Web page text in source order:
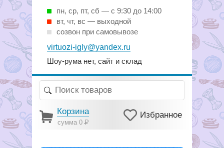
пн, ср, пт, cб — с 9:30 до 14:00
вт, чт, вс — выходной
созвон при самовывозе
virtuozi-igly@yandex.ru
Шоу-рума нет, сайт и склад
Корзина
сумма 0Р
Избранное